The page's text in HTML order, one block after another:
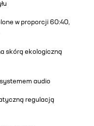
w proporcji 60:40,
skórą ekologiczną
audio
regulacją